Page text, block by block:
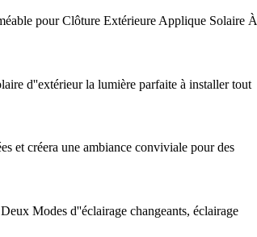
pour Clôture Extérieure Applique Solaire À
d''extérieur la lumière parfaite à installer tout
et créera une ambiance conviviale pour des
Modes d''éclairage changeants, éclairage